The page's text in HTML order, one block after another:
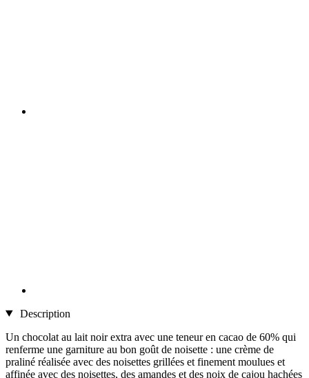
Description
Un chocolat au lait noir extra avec une teneur en cacao de 60% qui
renferme une garniture au bon goût de noisette : une crème de
praliné réalisée avec des noisettes grillées et finement moulues et
affinée avec des noisettes, des amandes et des noix de cajou hachées